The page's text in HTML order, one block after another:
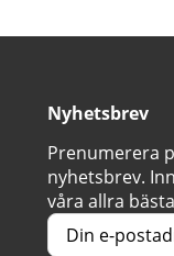
Nyhetsbrev
Prenumerera
nyhetsbrev.
våra allra